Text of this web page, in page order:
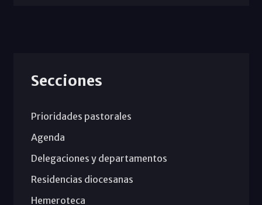
Secciones
Prioridades pastorales
Agenda
Delegaciones y departamentos
Residencias diocesanas
Hemeroteca